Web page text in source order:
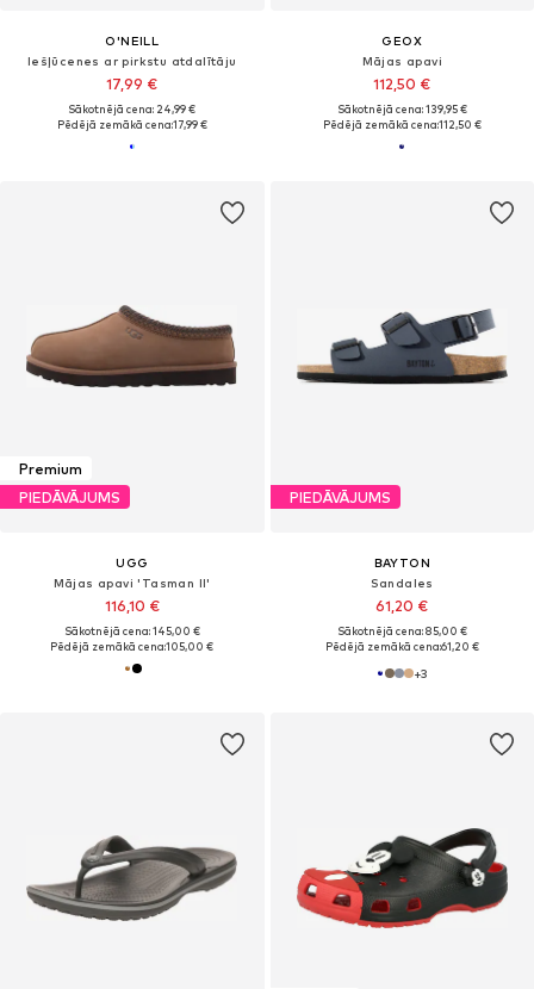
O'NEILL
Iešļūcenes ar pirkstu atdalītāju
17,99 €
Sākotnējā cena: 24,99 €
Pēdējā zemākā cena:17,99 €
GEOX
Mājas apavi
112,50 €
Sākotnējā cena: 139,95 €
Pēdējā zemākā cena:112,50 €
Premium
PIEDĀVĀJUMS
UGG
Mājas apavi 'Tasman II'
116,10 €
Sākotnējā cena: 145,00 €
Pēdējā zemākā cena:105,00 €
PIEDĀVĀJUMS
BAYTON
Sandales
61,20 €
Sākotnējā cena: 85,00 €
Pēdējā zemākā cena:61,20 €
+3